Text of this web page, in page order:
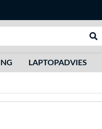
LAPTOPADVIES